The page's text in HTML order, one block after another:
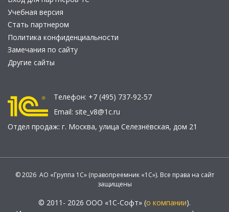
Учебная версия
Стать партнером
Политика конфиденциальности
Замечания по сайту
Другие сайты
Телефон: +7 (495) 737-92-57
Email: site_v8@1c.ru
Отдел продаж: г. Москва, улица Селезнёвская, дом 21
© 2026 АО «Группа 1С» (правопреемник «1С»). Все права на сайт
защищены
© 2011- 2026 ООО «1С-Софт» (о компании).